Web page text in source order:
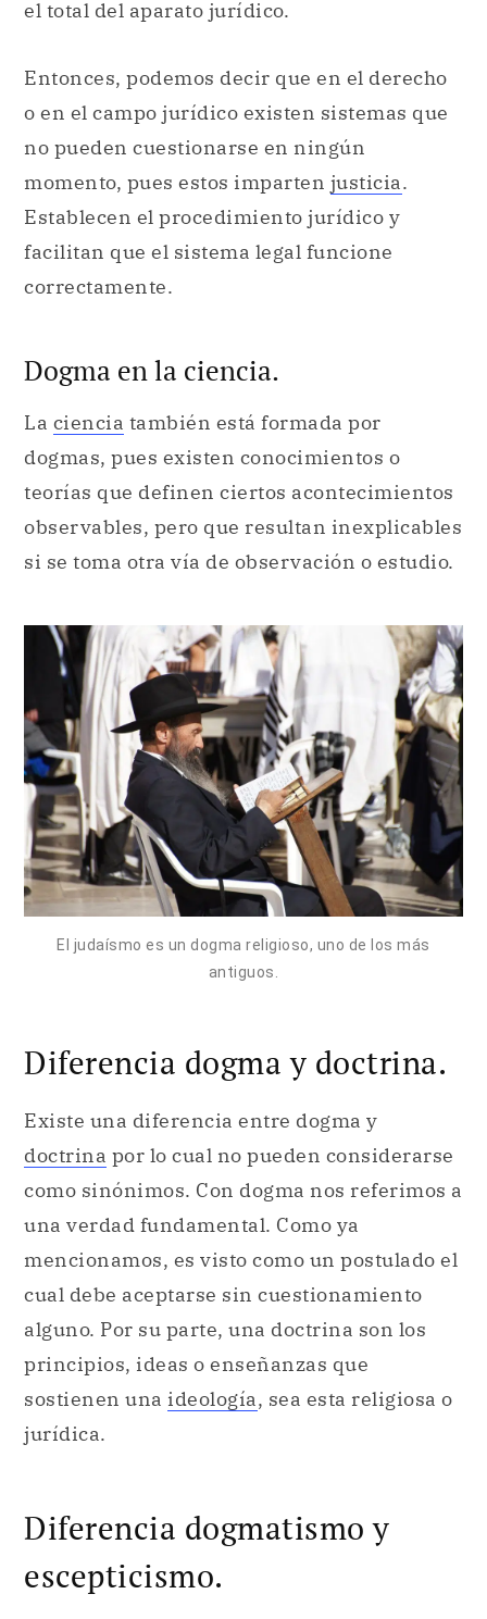
el total del aparato jurídico.
Entonces, podemos decir que en el derecho
o en el campo jurídico existen sistemas que
no pueden cuestionarse en ningún
momento, pues estos imparten justicia.
Establecen el procedimiento jurídico y
facilitan que el sistema legal funcione
correctamente.
Dogma en la ciencia.
La ciencia también está formada por
dogmas, pues existen conocimientos o
teorías que definen ciertos acontecimientos
observables, pero que resultan inexplicables
si se toma otra vía de observación o estudio.
El judaísmo es un dogma religioso, uno de los más
antiguos.
Diferencia dogma y doctrina.
Existe una diferencia entre dogma y
doctrina por lo cual no pueden considerarse
como sinónimos. Con dogma nos referimos a
una verdad fundamental. Como ya
mencionamos, es visto como un postulado el
cual debe aceptarse sin cuestionamiento
alguno. Por su parte, una doctrina son los
principios, ideas o enseñanzas que
sostienen una ideología, sea esta religiosa o
jurídica.
Diferencia dogmatismo y
escepticismo.